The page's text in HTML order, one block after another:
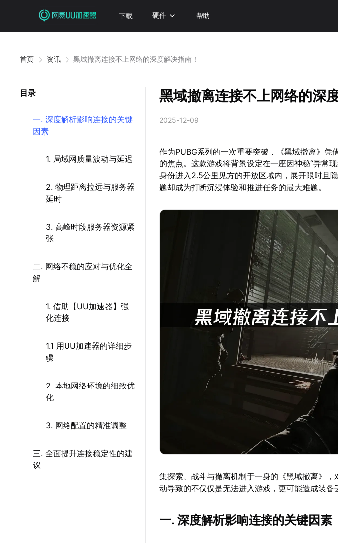
下载 硬件 帮助
首页 资讯 黑域撤离连接不上网络的深度解决指南！
目录
一. 深度解析影响连接的关键
因素
1. 局域网质量波动与延迟
2. 物理距离拉远与服务器
延时
3. 高峰时段服务器资源紧
张
二. 网络不稳的应对与优化全
解
1. 借助【UU加速器】强
化连接
1.1 用UU加速器的详细步
骤
2. 本地网络环境的细致优
化
3. 网络配置的精准调整
三. 全面提升连接稳定性的建
议
黑域撤离连接不上网络的深
2025-12-09
作为PUBG系列的一次重要突破，《黑域撤离》凭
的焦点。这款游戏将背景设定在一座因神秘“异常
身份进入2.5公里见方的开放区域内，展开限时且
题却成为打断沉浸体验和推进任务的最大难题。
集探索、战斗与撤离机制于一身的《黑域撤离》
动导致的不仅仅是无法进入游戏，更可能造成装备
一. 深度解析影响连接的关键因素